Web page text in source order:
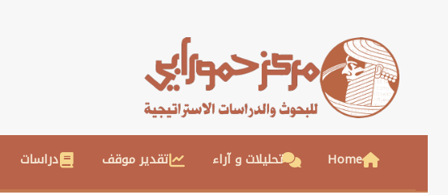
Home تحليلات و آراء تقدير موقف دراسات